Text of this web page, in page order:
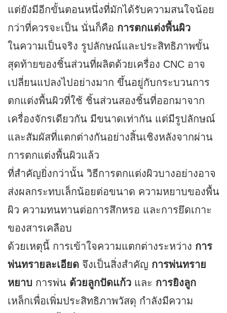
แต่ยังมีอีกขั้นตอนหนึ่งที่มักได้รับความสนใจน้อย
กว่าที่ควรจะเป็น นั่นก็คือ การตกแต่งพื้นผิว
ในความเป็นจริง รูปลักษณ์และประสิทธิภาพขั้น
สุดท้ายของชิ้นส่วนที่ผลิตด้วยเครื่อง CNC อาจ
เปลี่ยนแปลงไปอย่างมาก ขึ้นอยู่กับกระบวนการ
ตกแต่งพื้นผิวที่ใช้ ชิ้นส่วนสองชิ้นที่ออกมาจาก
เครื่องจักรเดียวกัน มีขนาดเท่ากัน แต่มีรูปลักษณ์
และสัมผัสที่แตกต่างกันอย่างสิ้นเชิงหลังจากผ่าน
การตกแต่งพื้นผิวแล้ว
ที่สำคัญยิ่งกว่านั้น วิธีการตกแต่งผิวบางอย่างอาจ
ส่งผลกระทบเล็กน้อยต่อขนาด ความหยาบของพื้น
ผิว ความทนทานต่อการสึกหรอ และการยึดเกาะ
ของสารเคลือบ
ด้วยเหตุนี้ การเข้าใจความแตกต่างระหว่าง การ
พ่นทรายละเอียด จึงเป็นสิ่งสำคัญ การพ่นทราย
หยาบ การพ่น ด้วยลูกปัดแก้ว และ การยิงลูก
เหล็กเพื่อเพิ่มประสิทธิภาพวัสดุ กำลังมีความ